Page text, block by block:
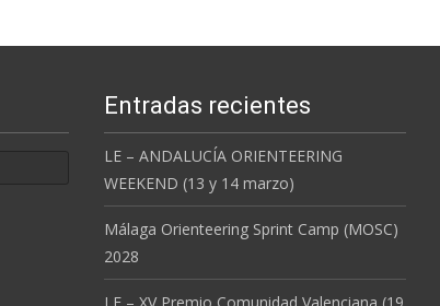
Entradas recientes
LE – ANDALUCÍA ORIENTEERING
WEEKEND (13 y 14 marzo)
Málaga Orienteering Sprint Camp (MOSC)
2028